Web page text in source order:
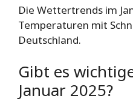
Die Wettertrends im
Temperaturen mit
Deutschland.
Gibt es
Januar 2025?